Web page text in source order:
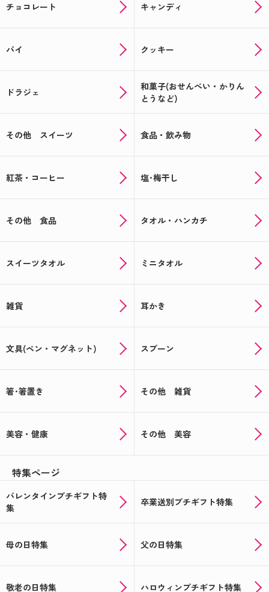
チョコレート キャンディ
パイ クッキー
ドラジェ
和菓子(おせんべい・かりん
とうなど)
その他 スイーツ 食品・飲み物
紅茶・コーヒー 塩･梅干し
その他 食品 タオル・ハンカチ
スイーツタオル ミニタオル
雑貨 耳かき
文具(ペン・マグネット) スプーン
箸･箸置き その他 雑貨
美容・健康 その他 美容
特集ページ
バレンタインプチギフト特
集
卒業送別プチギフト特集
母の日特集 父の日特集
敬老の日特集 ハロウィンプチギフト特集